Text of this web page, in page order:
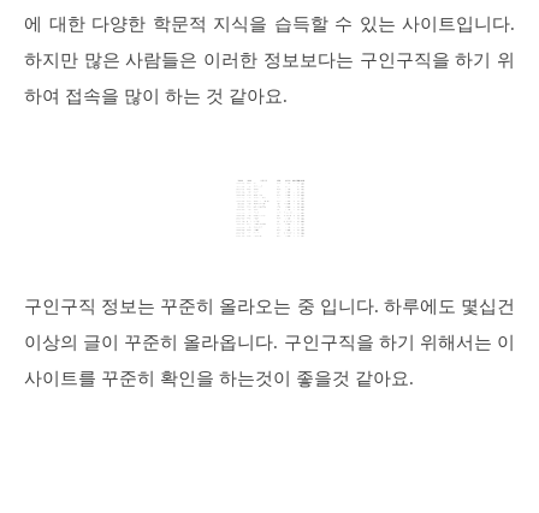
에 대한 다양한 학문적 지식을 습득할 수 있는 사이트입니다.
하지만 많은 사람들은 이러한 정보보다는 구인구직을 하기 위
하여 접속을 많이 하는 것 같아요.
구인구직 정보는 꾸준히 올라오는 중 입니다. 하루에도 몇십건
이상의 글이 꾸준히 올라옵니다. 구인구직을 하기 위해서는 이
사이트를 꾸준히 확인을 하는것이 좋을것 같아요.